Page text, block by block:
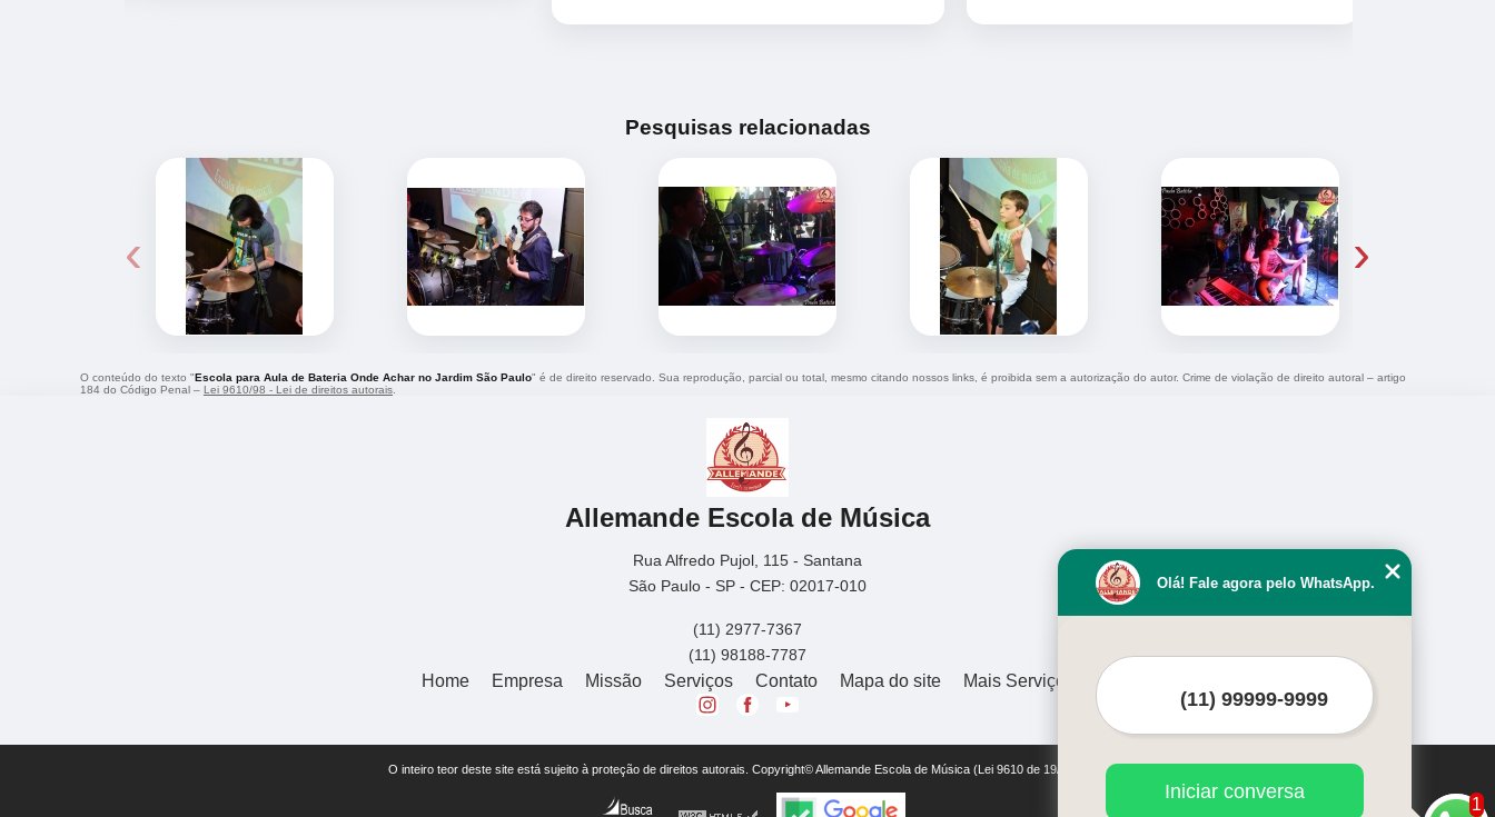
Pesquisas relacionadas
‹ ›
O conteúdo do texto "Escola para Aula de Bateria Onde Achar no Jardim São Paulo" é de direito reservado. Sua reprodução, parcial ou total, mesmo citando nossos links, é proibida sem a autorização do autor. Crime de violação de direito autoral – artigo
184 do Código Penal – Lei 9610/98 - Lei de direitos autorais
Allemande Escola de Música
Rua Alfredo Pujol, 115 - Santana
São Paulo - SP - CEP: 02017-010
(11) 2977-7367
(11) 98188-7787
Home Empresa Missão Serviços Contato Mapa do site Mais Serviços
O inteiro teor deste site está sujeito à proteção de direitos autorais. Copyright© Allemande Escola de Música (Lei 9610 de 19/02/1998)
1
Olá! Fale agora pelo WhatsApp.
Iniciar conversa